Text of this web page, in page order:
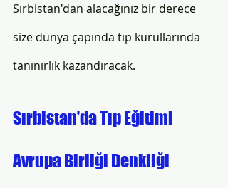
Sırbistan'dan alacağınız bir derece
size dünya çapında tıp kurullarında
tanınırlık kazandıracak.
Sırbistan’da Tıp Eğitimi
Avrupa Birliği Denkliği